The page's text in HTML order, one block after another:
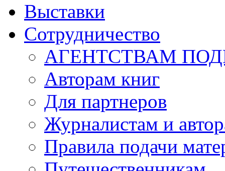
Выставки
Сотрудничество
АГЕНТСТВАМ
Авторам книг
Для партнеров
Журналистам и
Правила подачи